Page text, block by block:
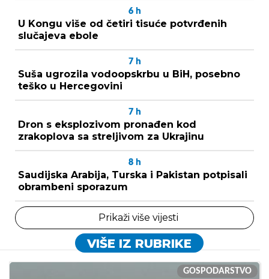
6 h
U Kongu više od četiri tisuće potvrđenih
slučajeva ebole
7 h
Suša ugrozila vodoopskrbu u BiH, posebno
teško u Hercegovini
7 h
Dron s eksplozivom pronađen kod
zrakoplova sa streljivom za Ukrajinu
8 h
Saudijska Arabija, Turska i Pakistan potpisali
obrambeni sporazum
Prikaži više vijesti
VIŠE IZ RUBRIKE
GOSPODARSTVO